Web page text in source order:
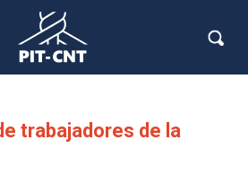
trabajadores de la